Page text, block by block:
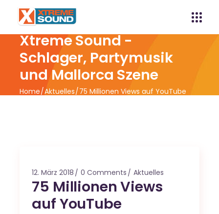
Xtreme Sound -
Schlager, Partymusik
und Mallorca Szene
Home Aktuelles 75 Millionen Views auf YouTube
12. März 2018 0 Comments Aktuelles
75 Millionen Views
auf YouTube